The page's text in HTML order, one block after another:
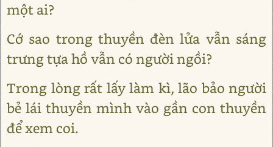
một ai?
Cớ sao trong thuyền đèn lửa vẫn sáng
trưng tựa hồ vẫn có người ngồi?
Trong lòng rất lấy làm kì, lão bảo người
bẻ lái thuyền mình vào gần con thuyền
để xem coi.